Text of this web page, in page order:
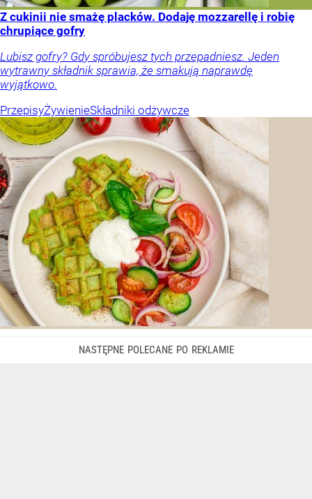
Z cukinii nie smażę placków. Dodaję mozzarellę i robię
chrupiące gofry
Lubisz gofry? Gdy spróbujesz tych przepadniesz. Jeden
wytrawny składnik sprawia, że smakują naprawdę
wyjątkowo.
PrzepisyŻywienieSkładniki odżywcze